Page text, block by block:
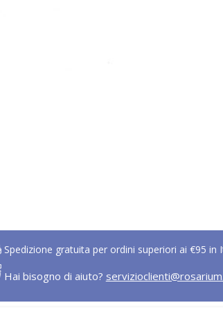
Spedizione gratuita per ordini superiori ai €95 in
Hai bisogno di aiuto?